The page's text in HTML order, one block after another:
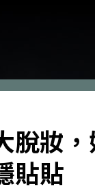
脫妝
貼貼